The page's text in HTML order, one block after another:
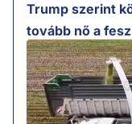
Trump szerint
tovább nő a